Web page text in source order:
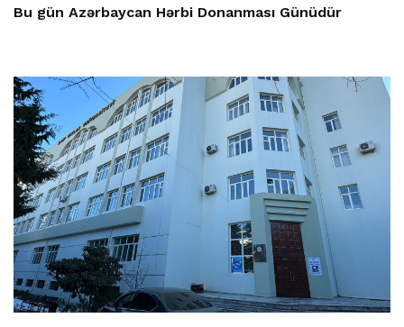
Bu gün Azərbaycan Hərbi Donanması Günüdür